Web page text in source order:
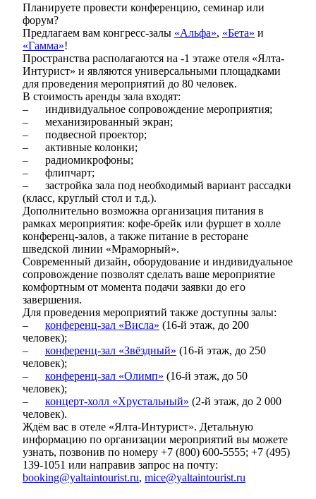
Планируете провести конференцию, семинар или
форум?
Предлагаем вам конгресс-залы «Альфа», «Бета» и
«Гамма»!
Пространства располагаются на -1 этаже отеля «Ялта-
Интурист» и являются универсальными площадками
для проведения мероприятий до 80 человек.
В стоимость аренды зала входят:
–
индивидуальное сопровождение мероприятия;
–
механизированный экран;
–
подвесной проектор;
–
активные колонки;
–
радиомикрофоны;
–
флипчарт;
–
застройка зала под необходимый вариант рассадки
(класс, круглый стол и т.д.).
Дополнительно возможна организация питания в
рамках мероприятия: кофе-брейк или фуршет в холле
конференц-залов, а также питание в ресторане
шведской линии «Мраморный».
Современный дизайн, оборудование и индивидуальное
сопровождение позволят сделать ваше мероприятие
комфортным от момента подачи заявки до его
завершения.
Для проведения мероприятий также доступны залы:
–
конференц-зал «Висла» (16-й этаж, до 200
человек);
–
конференц-зал «Звёздный» (16-й этаж, до 250
человек);
–
конференц-зал «Олимп» (16-й этаж, до 50
человек);
–
концерт-холл «Хрустальный» (2-й этаж, до 2 000
человек).
Ждём вас в отеле «Ялта-Интурист». Детальную
информацию по организации мероприятий вы можете
узнать, позвонив по номеру +7 (800) 600-5555; +7 (495)
139-1051 или направив запрос на почту:
booking@yaltaintourist.ru, mice@yaltaintourist.ru